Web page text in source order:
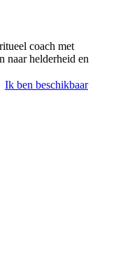
coach met
naar helderheid en
Ik ben beschikbaar